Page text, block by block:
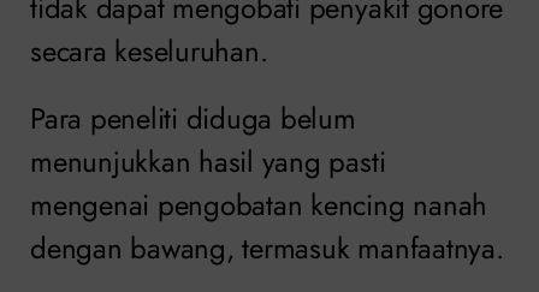
secara keseluruhan.
Para peneliti diduga belum
menunjukkan hasil yang pasti
mengenai pengobatan kencing nanah
dengan bawang, termasuk manfaatnya.